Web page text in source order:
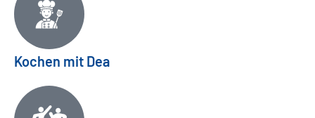
Kochen mit Dea